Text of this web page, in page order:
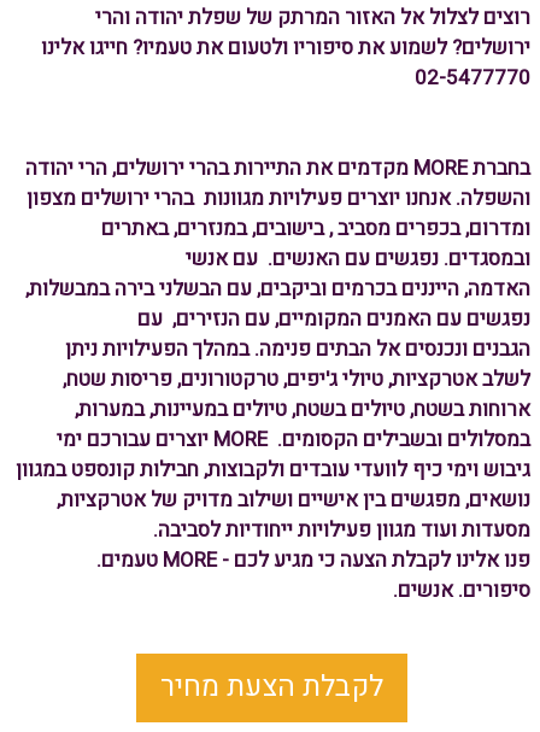
רוצים לצלול אל האזור המרתק של שפלת יהודה והרי
ירושלים? לשמוע את סיפוריו ולטעום את טעמיו? חייגו אלינו
02-5477770
בחברת MORE מקדמים את התיירות בהרי ירושלים, הרי יהודה
והשפלה. אנחנו יוצרים פעילויות מגוונות בהרי ירושלים מצפון
ומדרום, בכפרים מסביב , בישובים, במנזרים, באתרים
ובמסגדים. נפגשים עם האנשים. עם אנשי
האדמה, היינניםבכרמים וביקבים, עם הבשלני בירה במבשלות,
נפגשים עם האמנים המקומיים, עם הנזירים, עם
הגבנים ונכנסים אל הבתים פנימה. במהלך הפעילויות ניתן
לשלב אטרקציות, טיולי ג'יפים, טרקטורונים, פריסות שטח,
ארוחות בשטח, טיולים בשטח, טיולים במעיינות, במערות,
במסלולים ובשבילים הקסומים. MORE יוצרים עבורכם
ימי
גיבוש וימי כיף לוועדי עובדים ולקבוצות, חבילות קונספט במגוון
נושאים, מפגשים בין אישיים ושילוב מדויק של אטרקציות,
מסעדות ועוד מגוון פעילויות ייחודיות לסביבה.
פנו אלינו לקבלת הצעה כי מגיע לכם - MORE טעמים.
סיפורים.אנשים.
לקבלת הצעת מחיר